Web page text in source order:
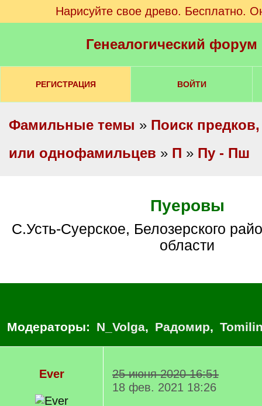
Нарисуйте свое древо. Бесплатно.
Генеалогический
РЕГИСТРАЦИЯ ВОЙТИ
Фамильные темы » Поиск
или однофамильцев » П » Пу - Пш
Пуеровы
с.Усть-Суерское, Белозерского района, Курганской
области
Модераторы: N_Volga, Радомир,
Ever
25 июня 2020 16:51
18 фев. 2021 18:26